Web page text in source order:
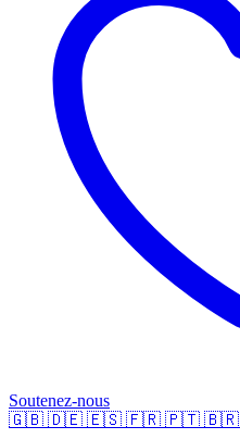
Soutenez-nous
🇬🇧 🇩🇪 🇪🇸 🇫🇷 🇵🇹 🇧🇷